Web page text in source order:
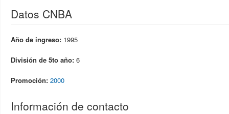
Datos CNBA
Año de ingreso: 1995
División de 5to año: 6
Promoción: 2000
Información de contacto